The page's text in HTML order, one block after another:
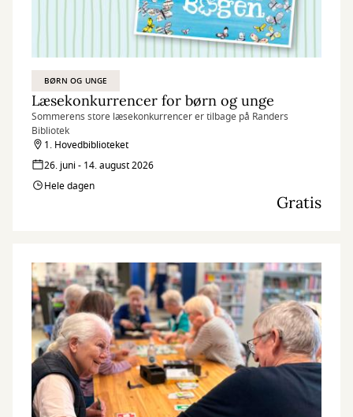
BØRN OG UNGE
Læsekonkurrencer for børn og unge
Sommerens store læsekonkurrencer er tilbage på Randers
Bibliotek
1. Hovedbiblioteket
26. juni - 14. august 2026
Hele dagen
Gratis